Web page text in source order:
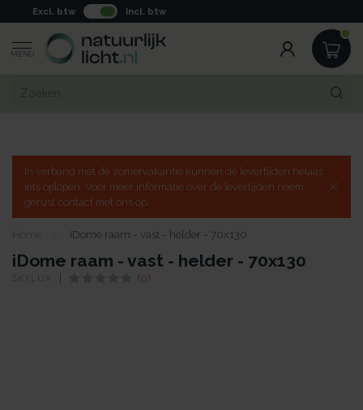
Excl. btw Incl. btw
MENU
In verband met de zomervakantie kunnen de levertijden helaas
iets oplopen. Voor meer informatie over de levertijden neem
gerust contact met ons op.
Home iDome raam - vast - helder - 70x130
iDome raam - vast - helder - 70x130
SKYLUX (0)